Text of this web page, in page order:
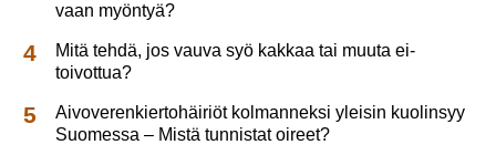
vaan myöntyä?
Mitä tehdä, jos vauva syö kakkaa tai muuta ei-
toivottua?
Aivoverenkiertohäiriöt kolmanneksi yleisin kuolinsyy
Suomessa – Mistä tunnistat oireet?